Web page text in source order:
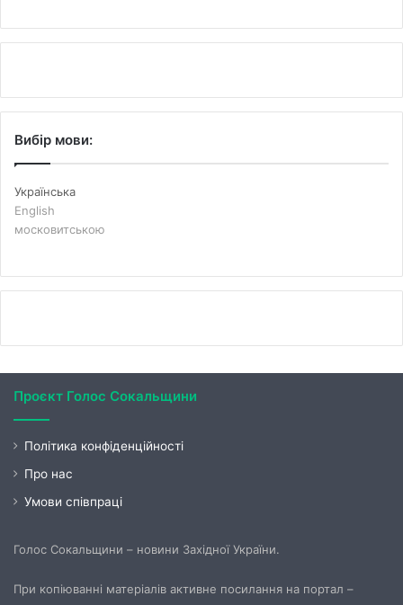
Вибір мови:
Українська
English
московитською
Проєкт Голос Сокальщини
Політика конфіденційності
Про нас
Умови співпраці
Голос Сокальщини – новини Західної України.
При копіюванні матеріалів активне посилання на портал –